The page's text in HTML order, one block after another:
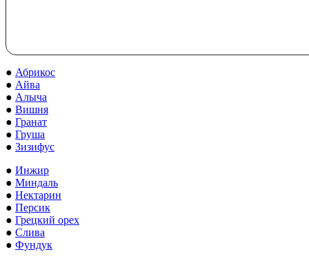
● Абрикос
● Айва
● Алыча
● Вишня
● Гранат
● Груша
● Зизифус
● Инжир
● Миндаль
● Нектарин
● Персик
● Грецкий орех
● Слива
● Фундук